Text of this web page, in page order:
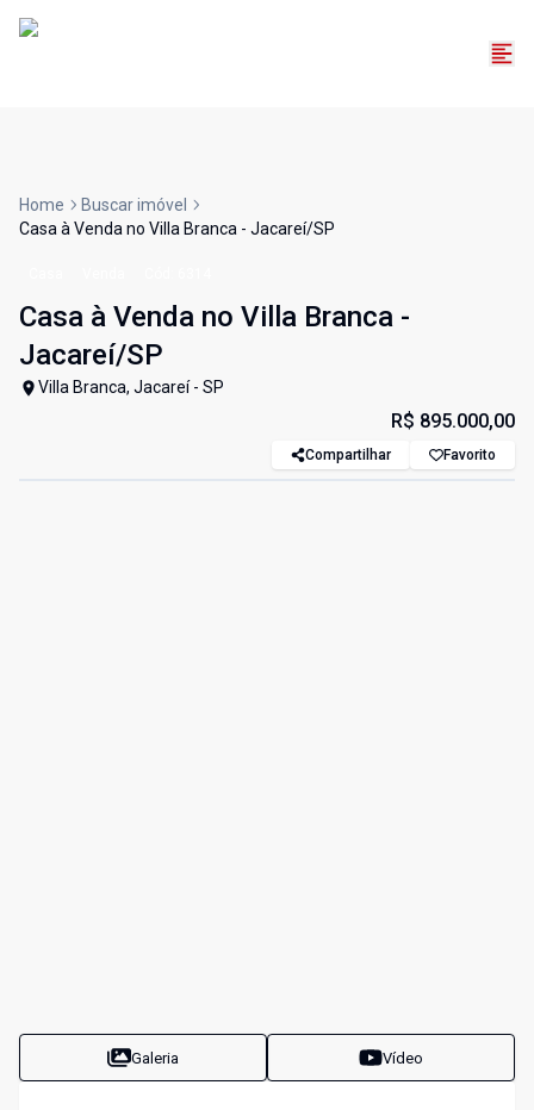
Home
Buscar imóvel
Casa à Venda no Villa Branca - Jacareí/SP
Casa à Venda no Villa Branca -
Jacareí/SP
Villa Branca, Jacareí - SP
R$ 895.000,00
Compartilhar Favorito
Galeria Vídeo